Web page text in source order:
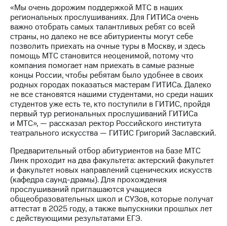
и
аудит
Рынок
акций
Описание
Программа
приобретения
Порядок
выкупа
акций
Дивиденды
Рынок
облигаций
Описание
Еврооблигации-2023
Уведомление
о
погашении
именных
облигаций
Другое
«Мы очень дорожим поддержкой МТС в наших
региональных прослушиваниях. Для ГИТИСа очень
важно отобрать самых талантливых ребят со всей
страны, но далеко не все абитуриенты могут себе
позволить приехать на очные туры в Москву, и здесь
помощь МТС становится неоценимой, потому что
компания помогает нам приехать в самые разные
концы России, чтобы ребятам было удобнее в своих
родных городах показаться мастерам ГИТИСа. Далеко
не все становятся нашими студентами, но среди наших
студентов уже есть те, кто поступили в ГИТИС, пройдя
первый тур региональных прослушиваний ГИТИСа
и МТС», — рассказал ректор Российского института
театрального искусства — ГИТИС Григорий Заславский.
Предварительный отбор абитуриентов на базе МТС
Линк проходит на два факультета: актерский факультет
и факультет новых направлений сценических искусств
(кафедра саунд-драмы). Для прохождения
прослушиваний приглашаются учащиеся
общеобразовательных школ и СУЗов, которые получат
аттестат в 2025 году, а также выпускники прошлых лет
с действующими результатами ЕГЭ.